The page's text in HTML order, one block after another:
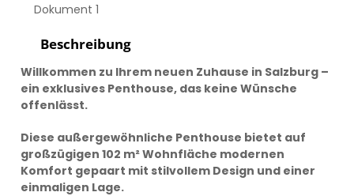
Beschreibung
Willkommen zu Ihrem neuen Zuhause in Salzburg –
ein exklusives Penthouse, das keine Wünsche
offenlässt.
Diese außergewöhnliche Penthouse bietet auf
großzügigen 102 m² Wohnfläche modernen
Komfort gepaart mit stilvollem Design und einer
einmaligen Lage.
Dokument 1